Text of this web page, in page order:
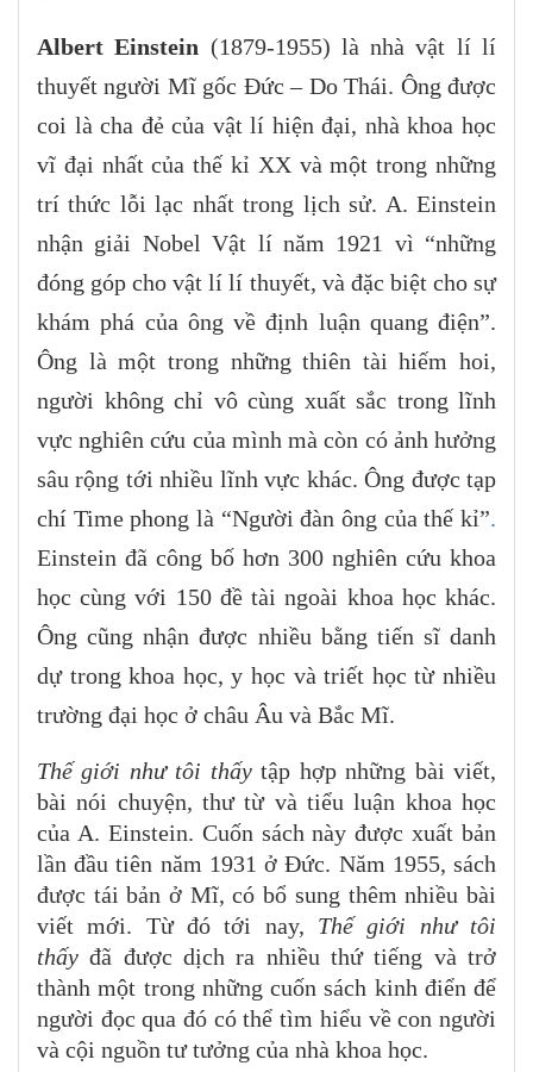
Albert Einstein (1879-1955) là nhà vật lí lí
thuyết người Mĩ gốc Đức – Do Thái. Ông được
coi là cha đẻ của vật lí hiện đại, nhà khoa học
vĩ đại nhất của thế kỉ XX và một trong những
trí thức lỗi lạc nhất trong lịch sử. A. Einstein
nhận giải Nobel Vật lí năm 1921 vì “những
đóng góp cho vật lí lí thuyết, và đặc biệt cho sự
khám phá của ông về định luận quang điện”.
Ông là một trong những thiên tài hiếm hoi,
người không chỉ vô cùng xuất sắc trong lĩnh
vực nghiên cứu của mình mà còn có ảnh hưởng
sâu rộng tới nhiều lĩnh vực khác. Ông được tạp
chí Time phong là “Người đàn ông của thế kỉ”.
Einstein đã công bố hơn 300 nghiên cứu khoa
học cùng với 150 đề tài ngoài khoa học khác.
Ông cũng nhận được nhiều bằng tiến sĩ danh
dự trong khoa học, y học và triết học từ nhiều
trường đại học ở châu Âu và Bắc Mĩ.
Thế giới như tôi thấytập hợp những bài viết,
bài nói chuyện, thư từ và tiểu luận khoa học
của A. Einstein. Cuốn sách này được xuất bản
lần đầu tiên năm 1931 ở Đức. Năm 1955, sách
được tái bản ở Mĩ, có bổ sung thêm nhiều bài
viết mới. Từ đó tới nay, Thế giới như tôi
thấy đã được dịch ra nhiều thứ tiếng và trở
thành một trong những cuốn sách kinh điển để
người đọc qua đó có thể tìm hiểu về con người
và cội nguồn tư tưởng của nhà khoa học.